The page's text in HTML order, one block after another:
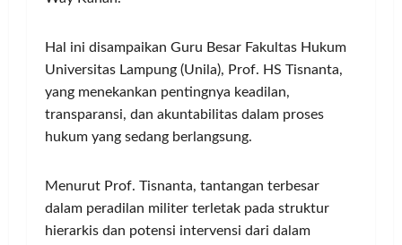
Hal ini disampaikan Guru Besar Fakultas Hukum
Universitas Lampung (Unila), Prof. HS Tisnanta,
yang menekankan pentingnya keadilan,
transparansi, dan akuntabilitas dalam proses
hukum yang sedang berlangsung.
Menurut Prof. Tisnanta, tantangan terbesar
dalam peradilan militer terletak pada struktur
hierarkis dan potensi intervensi dari dalam